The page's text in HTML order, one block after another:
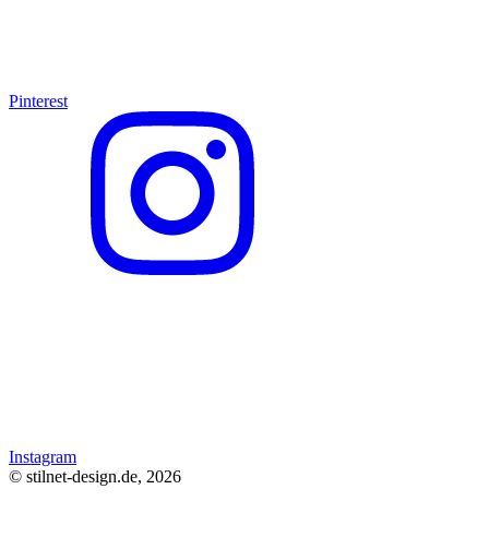
Pinterest
Instagram
© stilnet-design.de, 2026